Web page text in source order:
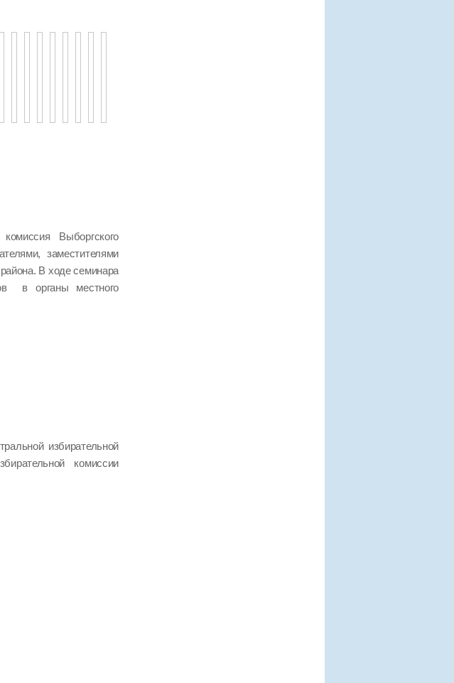
Выборгского
заместителями
В ходе семинара
в органы местного
избирательной
комиссии